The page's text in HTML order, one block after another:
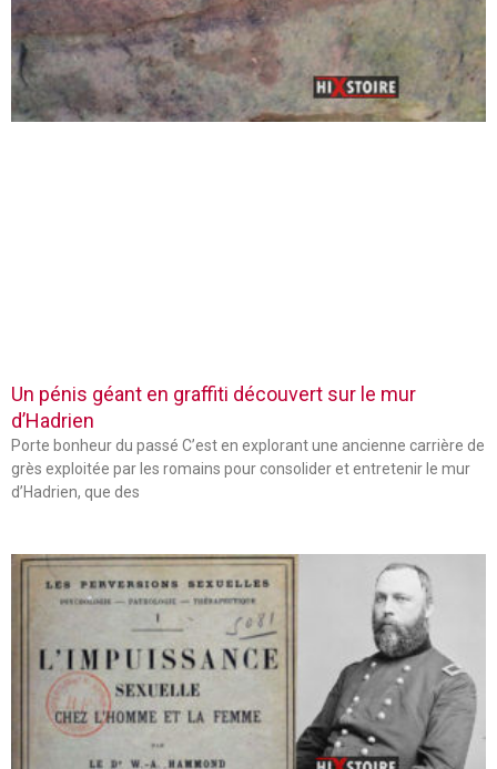
Un pénis géant en graffiti découvert sur le mur
d’Hadrien
Porte bonheur du passé C’est en explorant une ancienne carrière de
grès exploitée par les romains pour consolider et entretenir le mur
d’Hadrien, que des